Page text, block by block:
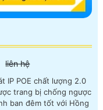
liên hệ
IP POE chất lượng 2.0
ban đêm tốt với Hồng